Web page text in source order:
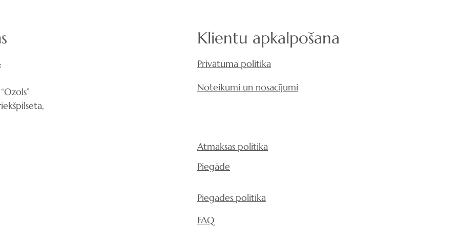
Klientu apkalpošana
Privātuma politika
Noteikumi un nosacījumi
Atmaksas politika
Piegāde
Piegādes politika
FAQ